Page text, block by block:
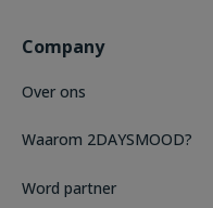
Company
Over ons
Waarom 2DAYSMOOD?
Word partner